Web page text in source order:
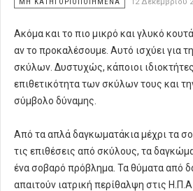
Ακόμα και το πιο μικρό και γλυκό
αν το προκαλέσουμε. Αυτό ισχύει για
σκύλων. Δυστυχώς, κάποιοι
επιθετικότητα των σκύλων τους και
σύμβολο δύναμης.
Από τα απλά δαγκωματάκια μέχρι τα
τις επιθέσεις από σκύλους, τα
ένα σοβαρό πρόβλημα. Τα θύματα από
απαιτούν ιατρική περίθαλψη στις